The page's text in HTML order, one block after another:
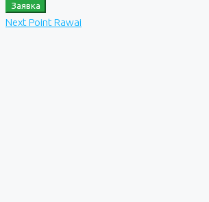
Заявка
Next Point Rawai